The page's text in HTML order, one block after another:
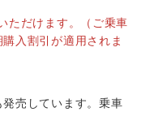
ただけます。（ご乗車
入割引が適用されま
売しています。乗車